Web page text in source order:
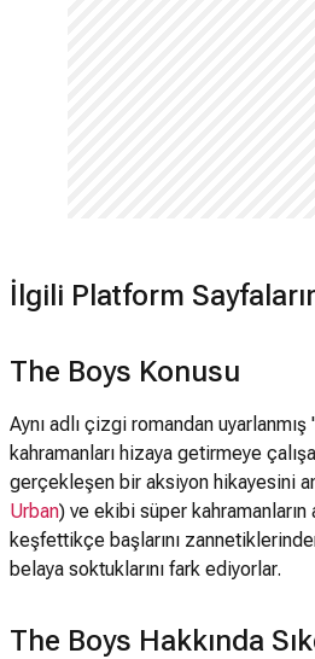
İlgili Platform
The Boys Konusu
Aynı adlı çizgi romandan
kahramanları hizaya getirmeye
gerçekleşen bir aksiyon hikayesini
Urban) ve ekibi süper kahramanların
keşfettikçe başlarını
belaya soktuklarını fark ediyorlar.
The Boys Hakkında